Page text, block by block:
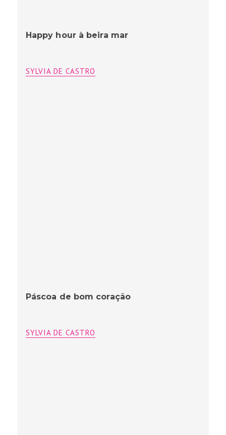
Happy hour à beira mar
SYLVIA DE CASTRO
Páscoa de bom coração
SYLVIA DE CASTRO